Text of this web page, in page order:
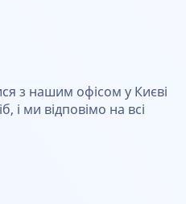
з нашим офісом у Києві
і ми відповімо на всі